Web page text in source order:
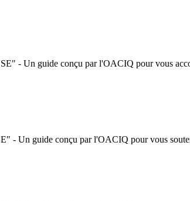
guide conçu par l'OACIQ pour vous
guide conçu par l'OACIQ pour vous